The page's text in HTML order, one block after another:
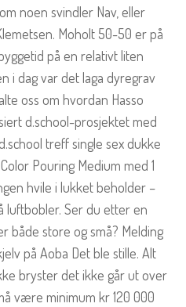
noen svindler Nav, eller
Moholt 50-50 er på
på en relativt liten
i dag var det laga dyregrav
oss om hvordan Hasso
d.school-prosjektet med
treff single sex dukke
Pouring Medium med 1
hvile i lukket beholder –
luftbobler. Ser du etter en
både store og små? Melding
på Aoba Det ble stille. Alt
bryster det ikke går ut over
være minimum kr 120 000